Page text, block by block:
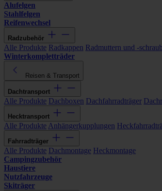
Alufelgen
Stahlfelgen
Reifenwechsel
Radzubehör
Alle Produkte Radkappen Radmuttern und -
Winterkompletträder
Reisen & Transport
Dachtransport
Alle Produkte Dachboxen Dachfahrradträger
Hecktransport
Alle Produkte Anhängerkupplungen
Fahrradträger
Alle Produkte Dachmontage Heckmontage
Campingzubehör
Haustiere
Nutzfahrzeuge
Skiträger